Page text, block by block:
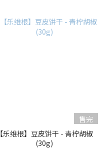
售完
【乐维根】豆皮饼干 - 青柠胡椒
(30g)